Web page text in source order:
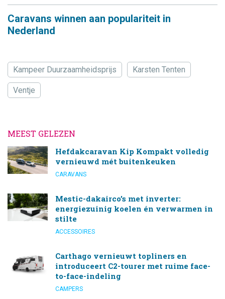
Caravans winnen aan populariteit in
Nederland
Kampeer Duurzaamheidsprijs Karsten Tenten
Ventje
MEEST GELEZEN
Hefdakcaravan Kip Kompakt volledig
vernieuwd mét buitenkeuken
CARAVANS
Mestic-dakairco’s met inverter:
energiezuinig koelen én verwarmen in
stilte
ACCESSOIRES
Carthago vernieuwt topliners en
introduceert C2-tourer met ruime face-
to-face-indeling
CAMPERS